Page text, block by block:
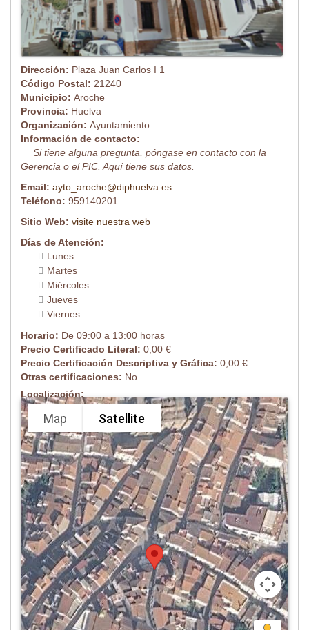
Dirección: Plaza Juan Carlos I 1
Código Postal: 21240
Municipio: Aroche
Provincia: Huelva
Organización: Ayuntamiento
Información de contacto:
Si tiene alguna pregunta, póngase en contacto con la
Gerencia o el PIC. Aquí tiene sus datos.
Email: ayto_aroche@diphuelva.es
Teléfono: 959140201
Sitio Web: visite nuestra web
Días de Atención:
Lunes
Martes
Miércoles
Jueves
Viernes
Horario: De 09:00 a 13:00 horas
Precio Certificado Literal: 0,00 €
Precio Certificación Descriptiva y Gráfica: 0,00 €
Otras certificaciones: No
Localización:
Map Satellite